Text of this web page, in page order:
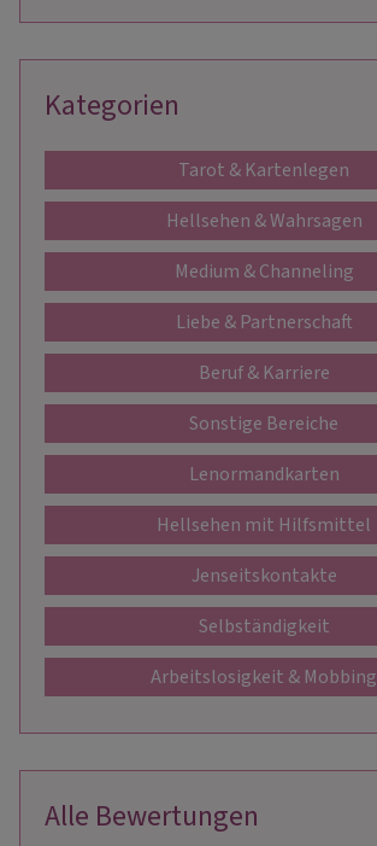
Kategorien
Tarot & Kartenlegen
Hellsehen & Wahrsagen
Medium & Channeling
Liebe & Partnerschaft
Beruf & Karriere
Sonstige Bereiche
Lenormandkarten
Hellsehen mit Hilfsmittel
Jenseitskontakte
Selbständigkeit
Arbeitslosigkeit & Mobbing
Alle Bewertungen